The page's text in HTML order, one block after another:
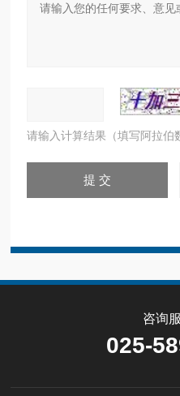
请输入计算结果（填写阿拉伯
咨询
025-